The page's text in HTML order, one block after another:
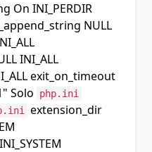
On INI_PERDIR
NULL
INI_ALL
exit_on_timeout
Solo php.ini
extension_dir